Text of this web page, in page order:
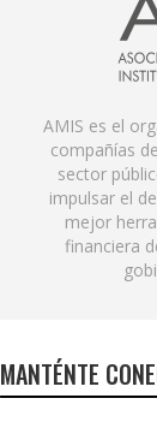
AMIS es el
compañías
sector
impulsar el
mejor
financiera
MANTÉNTE